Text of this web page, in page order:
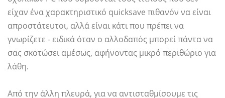
είχαν ένα χαρακτηριστικό quicksave πιθανόν να είναι
απροστάτευτοι, αλλά είναι κάτι που πρέπει να
γνωρίζετε - ειδικά όταν ο αλλοδαπός μπορεί πάντα να
σας σκοτώσει αμέσως, αφήνοντας μικρό περιθώριο για
λάθη.
Από την άλλη πλευρά, για να αντισταθμίσουμε τις